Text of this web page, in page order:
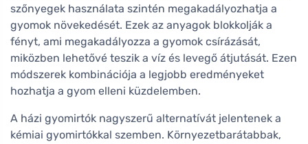
szőnyegek használata szintén megakadályozhatja a
gyomok növekedését. Ezek az anyagok blokkolják a
fényt, ami megakadályozza a gyomok csírázását,
miközben lehetővé teszik a víz és levegő átjutását. Ezen
módszerek kombinációja a legjobb eredményeket
hozhatja a gyom elleni küzdelemben.
A házi gyomirtók nagyszerű alternatívát jelentenek a
kémiai gyomirtókkal szemben. Környezetbarátabbak,